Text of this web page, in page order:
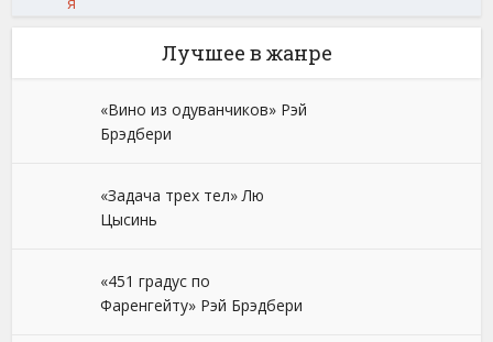
Лучшее в жанре
«Вино из одуванчиков» Рэй
Брэдбери
«Задача трех тел» Лю
Цысинь
«451 градус по
Фаренгейту» Рэй Брэдбери